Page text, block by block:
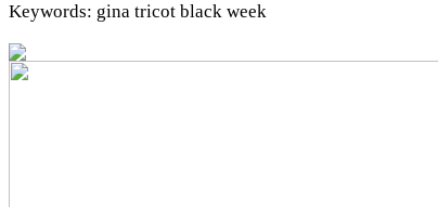
Keywords: gina tricot black week